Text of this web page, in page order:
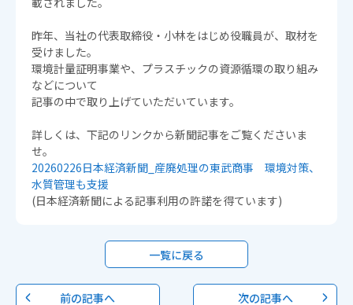
昨年、当社の代表取締役・小林をはじめ役職員が、取材を
受けました。
環境計量証明事業や、プラスチックの資源循環の取り組み
などについて
記事の中で取り上げていただいています。
詳しくは、下記のリンクから新聞記事をご覧くださいま
せ。
20260226日本経済新聞_産廃処理の東武商事 環境対策、
水質管理も支援
(日本経済新聞による記事利用の許諾を得ています)
一覧に戻る
前の記事へ 次の記事へ